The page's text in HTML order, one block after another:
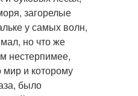
загорелые
у самых волн,
но что же
нестерпимее,
и которому
было